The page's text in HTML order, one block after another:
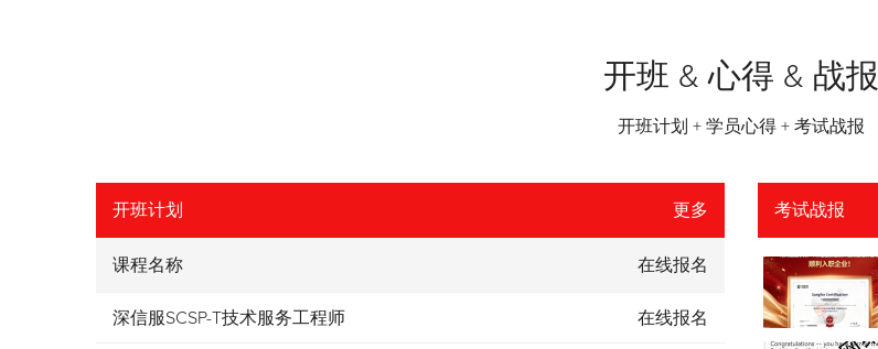
开班 & 心得 & 战报
开班计划 + 学员心得 + 考试战报
开班计划 更多
课程名称 在线报名
深信服SCSP-T技术服务工程师 在线报名
考试战报